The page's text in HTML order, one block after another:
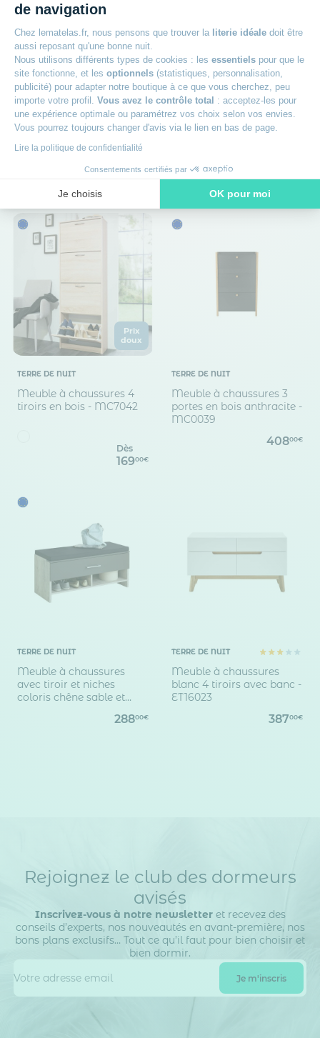
de navigation
Chez lematelas.fr, nous pensons que trouver la literie idéale doit être
aussi reposant qu'une bonne nuit.
Nous utilisons différents types de cookies : les essentiels pour que le
site fonctionne, et les optionnels (statistiques, personnalisation,
publicité) pour adapter notre boutique à ce que vous cherchez, peu
importe votre profil. Vous avez le contrôle total : acceptez-les pour
une expérience optimale ou paramétrez vos choix selon vos envies.
Vous pourrez toujours changer d'avis via le lien en bas de page.
Lire la politique de confidentialité
Consentements certifiés par
Je choisis OK pour moi
Axeptio consent
Plateforme de Gestion du Consentement : Personnalisez vos
Notre plateforme vous permet d'adapter et de gérer vos
Pour toutes vos envies
Réglez en 3 fois sans frais
par carte bancaire dès 150€ d'achat
Je m'informe
Prix
doux
TERRE DE NUIT
Meuble à chaussures 4
tiroirs en bois - MC7042
Dès
16900€
TERRE DE NUIT
Meuble à chaussures 3
portes en bois anthracite -
MC0039
40800€
TERRE DE NUIT
Meuble à chaussures
avec tiroir et niches
coloris chêne sable et
28800€
TERRE DE NUIT
Meuble à chaussures
blanc 4 tiroirs avec banc -
ET16023
38700€
Rejoignez le club des dormeurs
avisés
Inscrivez-vous à notre newsletteret recevez des
conseils d’experts, nos nouveautés en avant-première, nos
bons plans exclusifs… Tout ce qu’il faut pour bien choisir et
bien dormir.